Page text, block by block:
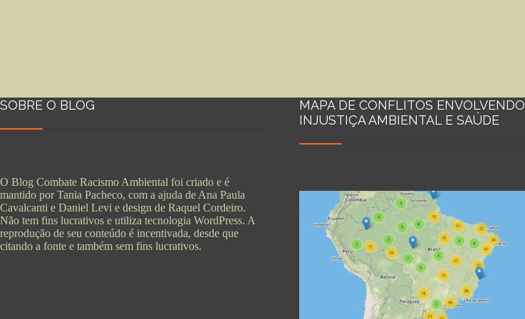
SOBRE O BLOG
O Blog Combate Racismo Ambiental foi criado e é
mantido por Tania Pacheco, com a ajuda de Ana Paula
Cavalcanti e Daniel Levi e design de Raquel Cordeiro.
Não tem fins lucrativos e utiliza tecnologia WordPress. A
reprodução de seu conteúdo é incentivada, desde que
citando a fonte e também sem fins lucrativos.
MAPA DE CONFLITOS ENVOLVENDO
INJUSTIÇA AMBIENTAL E SAÚDE